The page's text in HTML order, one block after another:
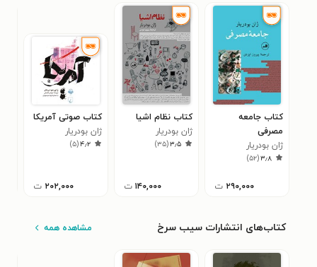
کتاب جامعه
مصرفی
ژان بودریار
۳٫۸(۵۲)
۲۹۰,۰۰۰ ت
کتاب نظام اشیا
ژان بودریار
۳٫۵(۳۵)
۱۴۰,۰۰۰ ت
کتاب صوتی آمریکا
ژان بودریار
۴٫۲(۵)
۲۰۲,۰۰۰ ت
کتاب‌های انتشارات سیب سرخ مشاهده همه